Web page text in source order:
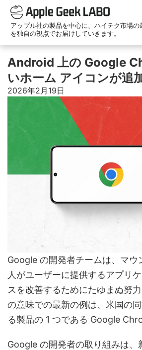
アップル社の製品を中心に、ハイテク市場の
を独自の視点でお届けしていきます。
Android 上の Google
いホーム アイコンが追
2026年2月19日
Google の開発者チームは、マウ
人がユーザーに提供するアプリ
スを改善するためにたゆまぬ努
の意味での最新の例は、米国の
る製品の 1 つである Google
Google の開発者の取り組みは、